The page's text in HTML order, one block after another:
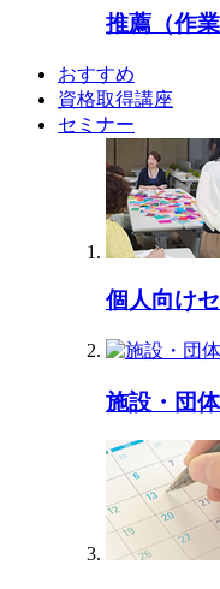
推薦（作
おすすめ
資格取得講座
セミナー
個人向け
施設・団